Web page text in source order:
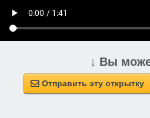
↓ Вы
 Отправить эту открытку